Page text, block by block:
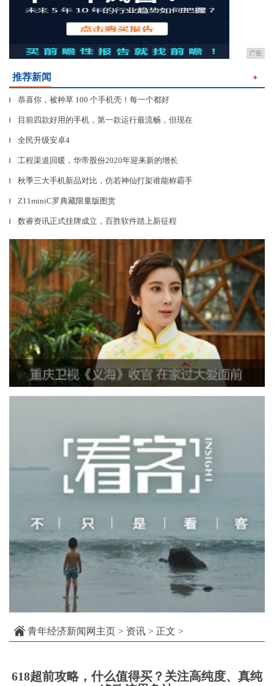
广告
推荐新闻 ＋
▎ 恭喜你，被种草 100 个手机壳！每一个都好
▎ 目前四款好用的手机，第一款运行最流畅，但现在
▎ 全民升级安卓4
▎ 工程渠道回暖，华帝股份2020年迎来新的增长
▎ 秋季三大手机新品对比，仿若神仙打架谁能称霸手
▎ Z11miniC罗典藏限量版图赏
▎ 数睿资讯正式挂牌成立，百胜软件踏上新征程
青年经济新闻网主页 > 资讯 > 正文 >
618超前攻略，什么值得买？关注高纯度、真纯